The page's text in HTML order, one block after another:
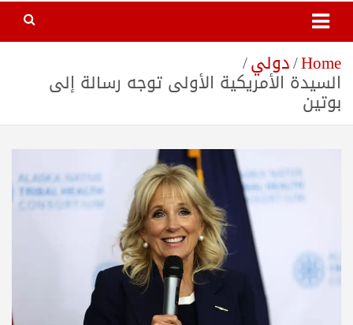
Home دولي
السيدة الأمريكية الأولى توجه رسالة إلى
بوتين